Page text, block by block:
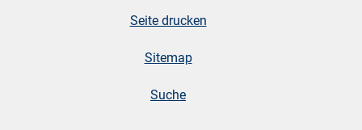
Seite drucken
Sitemap
Suche